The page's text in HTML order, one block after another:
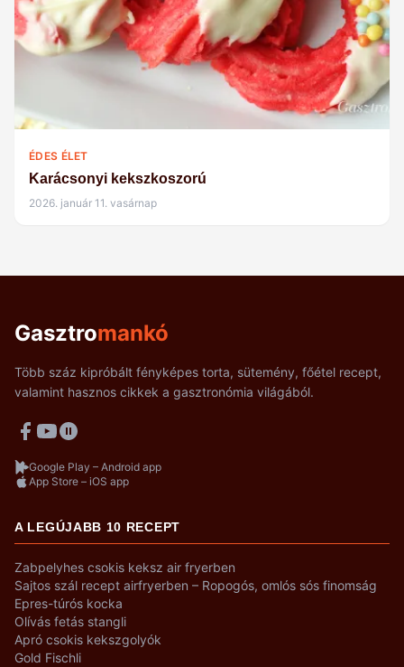
ÉDES ÉLET
Karácsonyi kekszkoszorú
2026. január 11. vasárnap
Gasztromankó
Több száz kipróbált fényképes torta, sütemény, főétel recept,
valamint hasznos cikkek a gasztronómia világából.
Google Play – Android app
App Store – iOS app
A LEGÚJABB 10 RECEPT
Zabpelyhes csokis keksz air fryerben
Sajtos szál recept airfryerben – Ropogós, omlós sós finomság
Epres-túrós kocka
Olívás fetás stangli
Apró csokis kekszgolyók
Gold Fischli